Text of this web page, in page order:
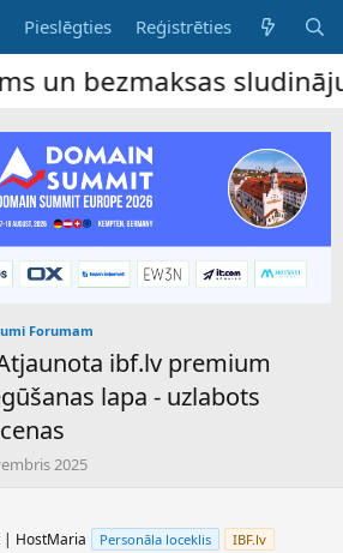
Pieslēgties Reģistrēties
Forumam
ibf.lv premium
lapa - uzlabots
2025
| HostMaria Personāla loceklis IBF.lv